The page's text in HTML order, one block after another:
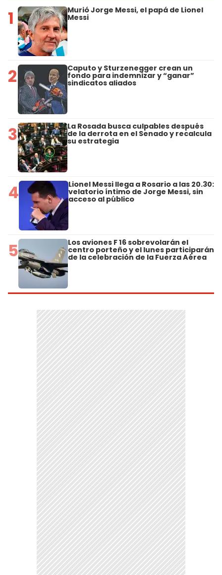
1 Murió Jorge Messi, el papá de Lionel
Messi
2 Caputo y Sturzenegger crean un
fondo para indemnizar y “ganar”
sindicatos aliados
3 La Rosada busca culpables después
de la derrota en el Senado y recalcula
su estrategia
4 Lionel Messi llega a Rosario a las 20.30:
velatorio íntimo de Jorge Messi, sin
acceso al público
5 Los aviones F 16 sobrevolarán el
centro porteño y el lunes participarán
de la celebración de la Fuerza Aérea